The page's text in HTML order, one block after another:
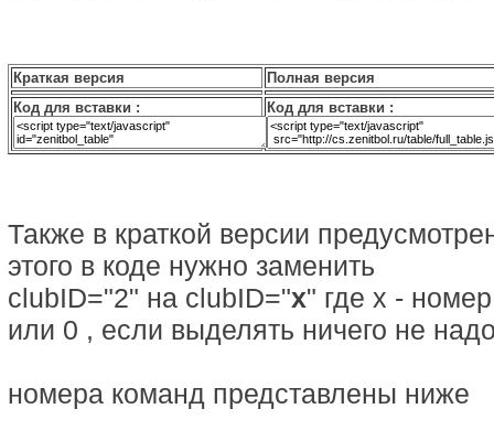
Краткая версия
Полная версия
Код для вставки :
Код для вставки :
Также в краткой версии
этого в коде нужно заменить
clubID="2" на clubID="x" где x -
или 0 , если выделять ничего не
номера команд представлены ниже